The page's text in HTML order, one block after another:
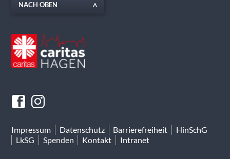
NACH OBEN
Impressum Datenschutz Barrierefreiheit
HinSchG
LkSG
Spenden Kontakt Intranet